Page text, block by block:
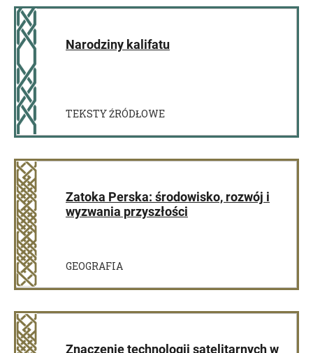
Narodziny kalifatu
TEKSTY ŹRÓDŁOWE
Zatoka Perska: środowisko, rozwój i
wyzwania przyszłości
GEOGRAFIA
Znaczenie technologii satelitarnych w